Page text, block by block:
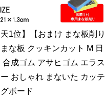
天1位】【おまけ まな板削り
な板 クッキンカット M 日
合成ゴム アサヒゴム エラス
ー おしゃれ まないた カッテ
ボード